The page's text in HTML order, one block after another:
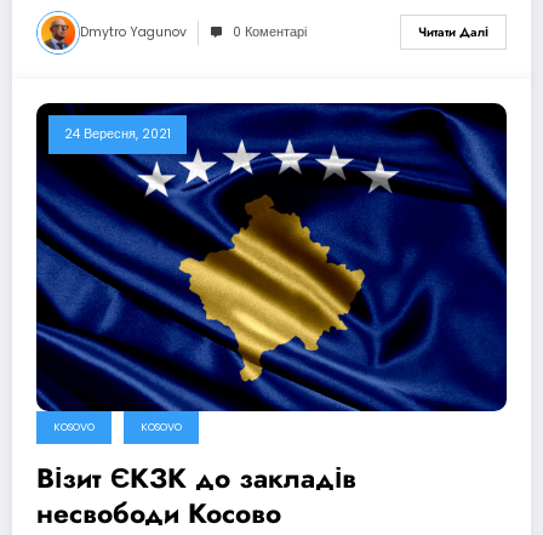
Dmytro Yagunov 0 Коментарі Читати Далі
24 Вересня, 2021
KOSOVO KOSOVO
Візит ЄКЗК до закладів
несвободи Косово